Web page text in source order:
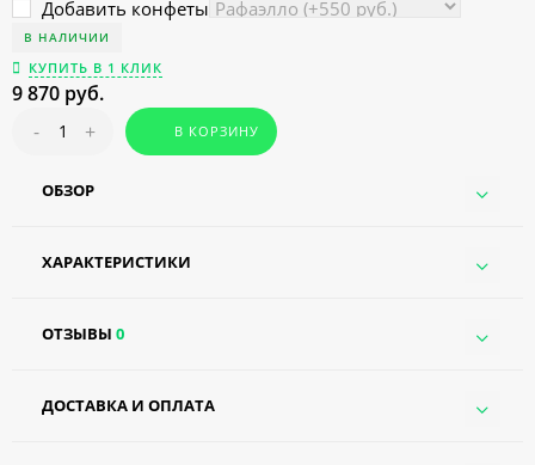
Добавить конфеты
В НАЛИЧИИ
КУПИТЬ В 1 КЛИК
9 870 руб.
-
+ В КОРЗИНУ
ОБЗОР
ХАРАКТЕРИСТИКИ
ОТЗЫВЫ 0
ДОСТАВКА И ОПЛАТА